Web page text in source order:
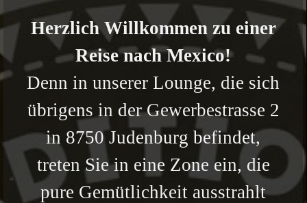
Herzlich Willkommen zu einer
Reise nach Mexico!
Denn in unserer Lounge, die sich
übrigens in der Gewerbestrasse 2
in 8750 Judenburg befindet,
treten Sie in eine Zone ein, die
pure Gemütlichkeit ausstrahlt